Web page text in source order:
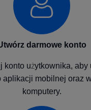
darmowe konto
konto użytkownika, aby
aplikacji mobilnej oraz
komputery.